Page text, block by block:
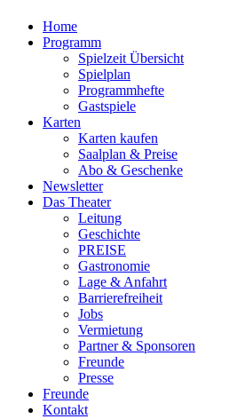
Home
Programm
Spielzeit Übersicht
Spielplan
Programmhefte
Gastspiele
Karten
Karten kaufen
Saalplan & Preise
Abo & Geschenke
Newsletter
Das Theater
Leitung
Geschichte
PREISE
Gastronomie
Lage & Anfahrt
Barrierefreiheit
Jobs
Vermietung
Partner & Sponsoren
Freunde
Presse
Freunde
Kontakt